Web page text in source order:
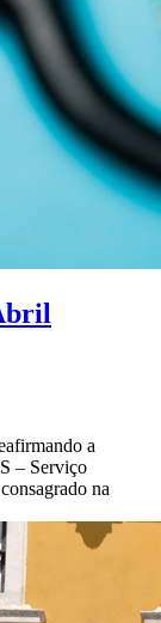
a
– Serviço
na